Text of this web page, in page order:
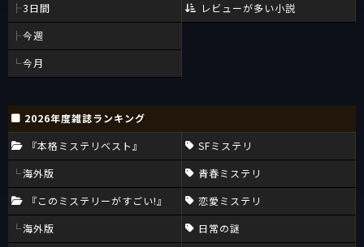
3日間
今週
今月
レビューが多い小説
2026年度雑誌ランキング
『本格ミステリベスト』
海外版
『このミステリーがすごい!』
海外版
SFミステリ
青春ミステリ
恋愛ミステリ
日常の謎